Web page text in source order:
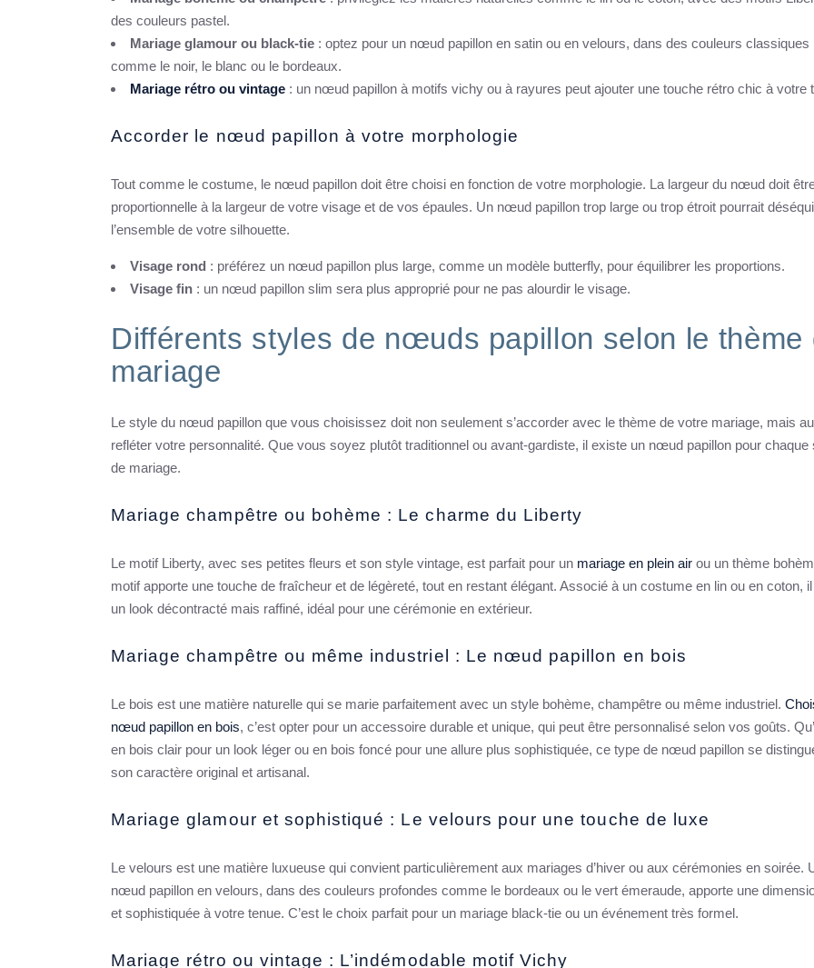
des couleurs pastel.
Mariage glamour ou black-tie : optez pour un nœud papillon en satin ou en velours, dans des couleurs classiques
comme le noir, le blanc ou le bordeaux.
Mariage rétro ou vintage : un nœud papillon à motifs vichy ou à rayures peut ajouter une touche rétro chic à votre
Accorder le nœud papillon à votre morphologie
Tout comme le costume, le nœud papillon doit être choisi en fonction de votre morphologie. La largeur du nœud doit
proportionnelle à la largeur de votre visage et de vos épaules. Un nœud papillon trop large ou trop étroit pourrait
l’ensemble de votre silhouette.
Visage rond : préférez un nœud papillon plus large, comme un modèle butterfly, pour équilibrer les proportions.
Visage fin : un nœud papillon slim sera plus approprié pour ne pas alourdir le visage.
Différents styles de nœuds papillon selon le thème
mariage
Le style du nœud papillon que vous choisissez doit non seulement s’accorder avec le thème de votre mariage, mais
refléter votre personnalité. Que vous soyez plutôt traditionnel ou avant-gardiste, il existe un nœud papillon pour chaque
de mariage.
Mariage champêtre ou bohème : Le charme du Liberty
Le motif Liberty, avec ses petites fleurs et son style vintage, est parfait pour un mariage en plein air ou un thème
motif apporte une touche de fraîcheur et de légèreté, tout en restant élégant. Associé à un costume en lin ou en coton,
un look décontracté mais raffiné, idéal pour une cérémonie en extérieur.
Mariage champêtre ou même industriel : Le nœud papillon en bois
Le bois est une matière naturelle qui se marie parfaitement avec un style bohème, champêtre ou même industriel.
nœud papillon en bois, c’est opter pour un accessoire durable et unique, qui peut être personnalisé selon vos goûts.
en bois clair pour un look léger ou en bois foncé pour une allure plus sophistiquée, ce type de nœud papillon se
son caractère original et artisanal.
Mariage glamour et sophistiqué : Le velours pour une touche de luxe
Le velours est une matière luxueuse qui convient particulièrement aux mariages d’hiver ou aux cérémonies en soirée.
nœud papillon en velours, dans des couleurs profondes comme le bordeaux ou le vert émeraude, apporte une
et sophistiquée à votre tenue. C’est le choix parfait pour un mariage black-tie ou un événement très formel.
Mariage rétro ou vintage : L’indémodable motif Vichy